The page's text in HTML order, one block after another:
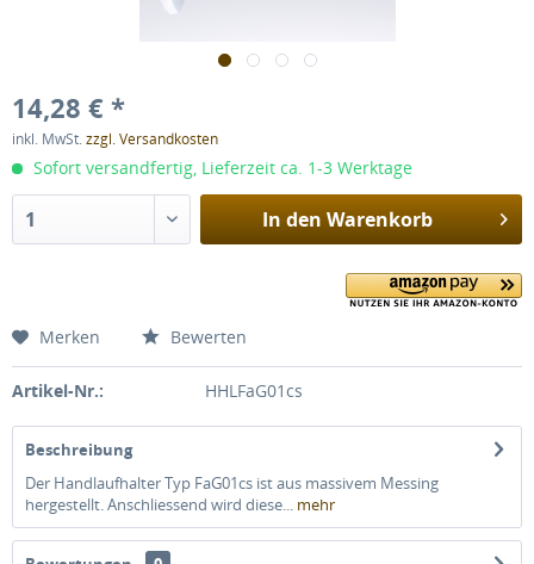
14,28 € *
inkl. MwSt.zzgl. Versandkosten
Sofort versandfertig, Lieferzeit ca. 1-3 Werktage
In den Warenkorb
Merken Bewerten
Artikel-Nr.: HHLFaG01cs
Beschreibung
Der Handlaufhalter Typ FaG01cs ist aus massivem Messing
hergestellt. Anschliessend wird diese... mehr